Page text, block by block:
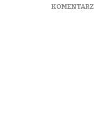
KOMENTARZ